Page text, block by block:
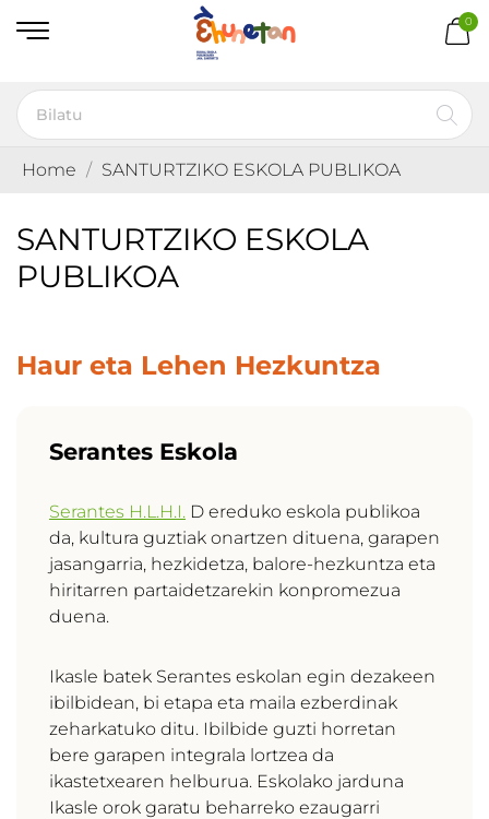
0
Home SANTURTZIKO ESKOLA PUBLIKOA
SANTURTZIKO ESKOLA
PUBLIKOA
Haur eta Lehen Hezkuntza
Serantes Eskola
Serantes H.L.H.I. D ereduko eskola publikoa
da, kultura guztiak onartzen dituena, garapen
jasangarria, hezkidetza, balore-hezkuntza eta
hiritarren partaidetzarekin konpromezua
duena.
Ikasle batek Serantes eskolan egin dezakeen
ibilbidean, bi etapa eta maila ezberdinak
zeharkatuko ditu. Ibilbide guzti horretan
bere garapen integrala lortzea da
ikastetxearen helburua. Eskolako jarduna
Ikasle orok garatu beharreko ezaugarri